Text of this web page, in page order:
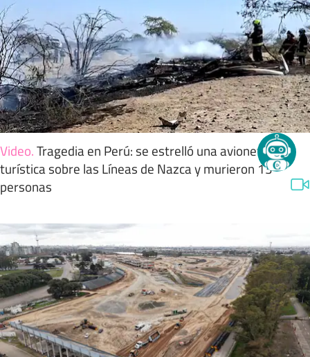
Video.Tragedia en Perú: se estrelló una avioneta
turística sobre las Líneas de Nazca y murieron 13
personas